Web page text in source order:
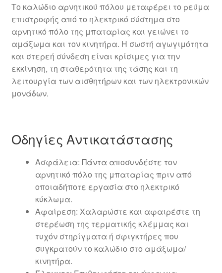
Το καλώδιο αρνητικού πόλου μεταφέρει το ρεύμα
επιστροφής από το ηλεκτρικό σύστημα στο
αρνητικό πόλο της μπαταρίας και γειώνει το
αμάξωμα και τον κινητήρα. Η σωστή αγωγιμότητα
και στερεή σύνδεση είναι κρίσιμες για την
εκκίνηση, τη σταθερότητα της τάσης και τη
λειτουργία των αισθητήρων και των ηλεκτρονικών
μονάδων.
Οδηγίες Αντικατάστασης
Ασφάλεια: Πάντα αποσυνδέστε τον
αρνητικό πόλο της μπαταρίας πριν από
οποιαδήποτε εργασία στο ηλεκτρικό
κύκλωμα.
Αφαίρεση: Χαλαρώστε και αφαιρέστε τη
στερέωση της τερματικής κλέμμας και
τυχόν στηρίγματα ή σφιγκτήρες που
συγκρατούν το καλώδιο στο αμάξωμα/
κινητήρα.